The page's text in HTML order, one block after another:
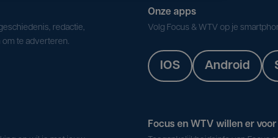
ploegloos
boeren
UITTIP: Beaufort
CFO Tom krijgt
redactie,
te adverteren.
Onze apps
Volg Focus & WTV op je
IOS Android
Focus en WTV willen er